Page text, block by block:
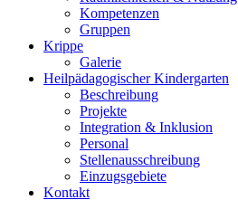
Kompetenzen
Gruppen
Krippe
Galerie
Heilpädagogischer Kindergarten
Beschreibung
Projekte
Integration & Inklusion
Personal
Stellenausschreibung
Einzugsgebiete
Kontakt